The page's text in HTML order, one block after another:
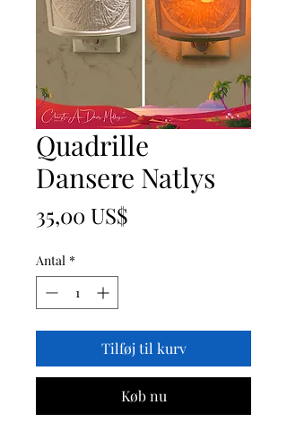
Quadrille
Dansere Natlys
35,00 US$
Antal *
Tilføj til kurv
Køb nu